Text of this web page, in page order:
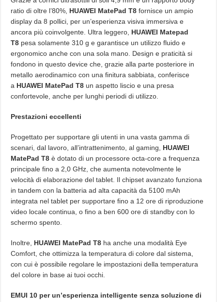
ratio di oltre l’80%, HUAWEI MatePad T8 fornisce un ampio
display da 8 pollici, per un’esperienza visiva immersiva e
ancora più coinvolgente. Ultra leggero, HUAWEI Matepad
T8 pesa solamente 310 g e garantisce un utilizzo fluido e
ergonomico anche con una sola mano. Design e praticità si
fondono in questo device che, grazie alla parte posteriore in
metallo aerodinamico con una finitura sabbiata, conferisce
a HUAWEI MatePad T8 un aspetto liscio e una presa
confortevole, anche per lunghi periodi di utilizzo.
Prestazioni eccellenti
Progettato per supportare gli utenti in una vasta gamma di
scenari, dal lavoro, all’intrattenimento, al gaming, HUAWEI
MatePad T8 è dotato di un processore octa-core a frequenza
principale fino a 2,0 GHz, che aumenta notevolmente le
velocità di elaborazione del tablet. Il chipset avanzato funziona
in tandem con la batteria ad alta capacità da 5100 mAh
integrata nel tablet per supportare fino a 12 ore di riproduzione
video locale continua, o fino a ben 600 ore di standby con lo
schermo spento.
Inoltre, HUAWEI MatePad T8 ha anche una modalità Eye
Comfort, che ottimizza la temperatura di colore dal sistema,
con cui è possibile regolare le impostazioni della temperatura
del colore in base ai tuoi occhi.
EMUI 10 per un’esperienza intelligente senza soluzione di